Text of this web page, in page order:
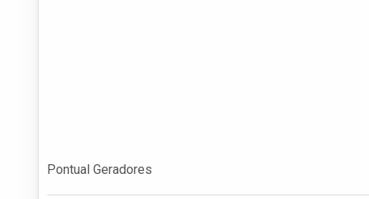
Pontual Geradores